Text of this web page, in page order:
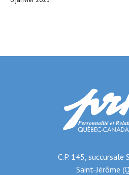
C.P. 145, succursale
Saint-Jérôme